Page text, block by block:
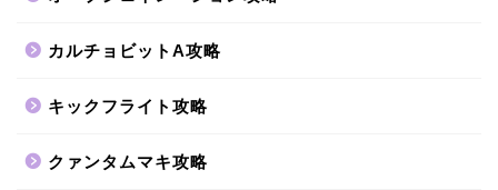
カルチョビットA攻略
キックフライト攻略
クァンタムマキ攻略